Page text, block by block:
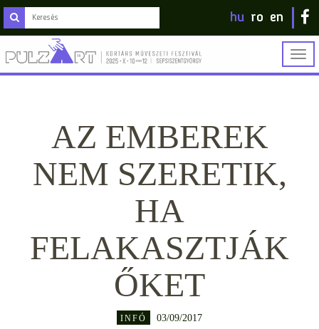
hu ro en
AZ EMBEREK
NEM SZERETIK,
HA
FELAKASZTJÁK
ŐKET
INFÓ 03/09/2017